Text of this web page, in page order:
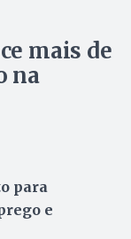
mais de
na
para
e